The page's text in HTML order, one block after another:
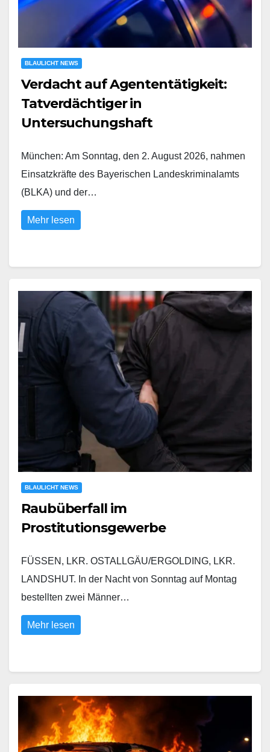
BLAULICHT NEWS
Verdacht auf Agententätigkeit:
Tatverdächtiger in
Untersuchungshaft
München: Am Sonntag, den 2. August 2026, nahmen
Einsatzkräfte des Bayerischen Landeskriminalamts
(BLKA) und der…
Mehr lesen
BLAULICHT NEWS
Raubüberfall im
Prostitutionsgewerbe
FÜSSEN, LKR. OSTALLGÄU/ERGOLDING, LKR.
LANDSHUT. In der Nacht von Sonntag auf Montag
bestellten zwei Männer…
Mehr lesen